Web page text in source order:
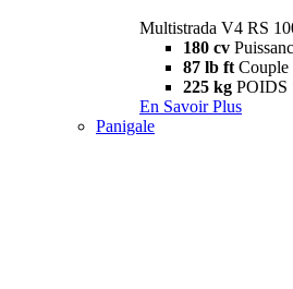
Multistrada V4 RS
180 cv
87 lb ft Couple
225 kg
En Savoir Plus
Panigale